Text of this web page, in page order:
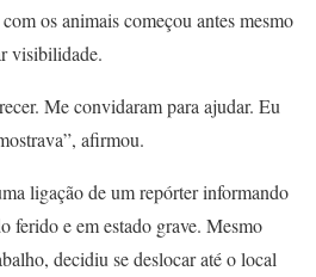
os animais começou antes mesmo
visibilidade.
Me convidaram para ajudar. Eu
afirmou.
ligação de um repórter informando
ferido e em estado grave. Mesmo
decidiu se deslocar até o local